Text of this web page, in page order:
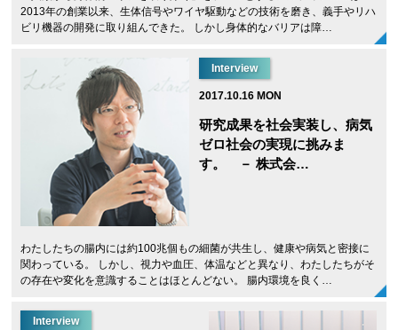
2013年の創業以来、生体信号やワイヤ駆動などの技術を磨き、義手やリハ
ビリ機器の開発に取り組んできた。 しかし身体的なバリアは障…
Interview
2017.10.16 MON
研究成果を社会実装し、病気
ゼロ社会の実現に挑みま
す。 － 株式会…
わたしたちの腸内には約100兆個もの細菌が共生し、健康や病気と密接に
関わっている。 しかし、視力や血圧、体温などと異なり、わたしたちがそ
の存在や変化を意識することはほとんどない。 腸内環境を良く…
Interview